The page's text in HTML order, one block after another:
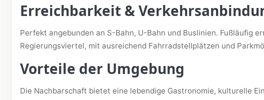
Erreichbarkeit &
Perfekt angebunden an S-Bahn, U-Bahn und Buslinien. Fußläufig
Regierungsviertel, mit ausreichend Fahrradstellplätzen und
Vorteile der Umgebung
Die Nachbarschaft bietet eine lebendige Gastronomie, kulturelle